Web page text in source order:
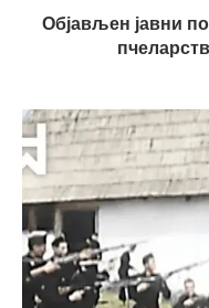
Објављен јавни